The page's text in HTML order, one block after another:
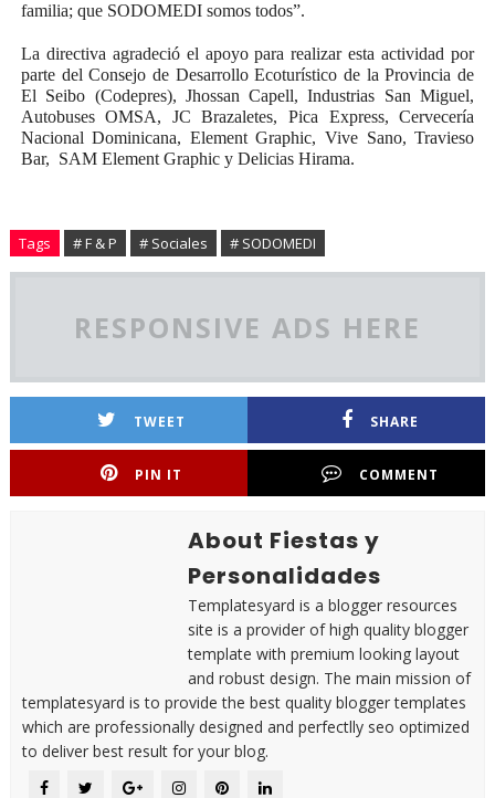
familia; que SODOMEDI somos todos”.
La directiva agradeció el apoyo para realizar esta actividad por
parte del Consejo de Desarrollo Ecoturístico de la Provincia de
El Seibo (Codepres), Jhossan Capell, Industrias San Miguel,
Autobuses OMSA, JC Brazaletes, Pica Express, Cervecería
Nacional Dominicana, Element Graphic, Vive Sano, Travieso
Bar, SAM Element Graphic y Delicias Hirama.
Tags # F & P # Sociales # SODOMEDI
RESPONSIVE ADS HERE
TWEET SHARE
PIN IT COMMENT
About Fiestas y
Personalidades
Templatesyard is a blogger resources
site is a provider of high quality blogger
template with premium looking layout
and robust design. The main mission of
templatesyard is to provide the best quality blogger templates
which are professionally designed and perfectlly seo optimized
to deliver best result for your blog.